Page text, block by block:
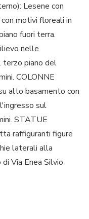
Lesene con
motivi floreali in
fuori terra.
nelle
terzo piano del
COLONNE
alto basamento con
sul
STATUE
raffiguranti figure
laterali alla
Via Enea Silvio